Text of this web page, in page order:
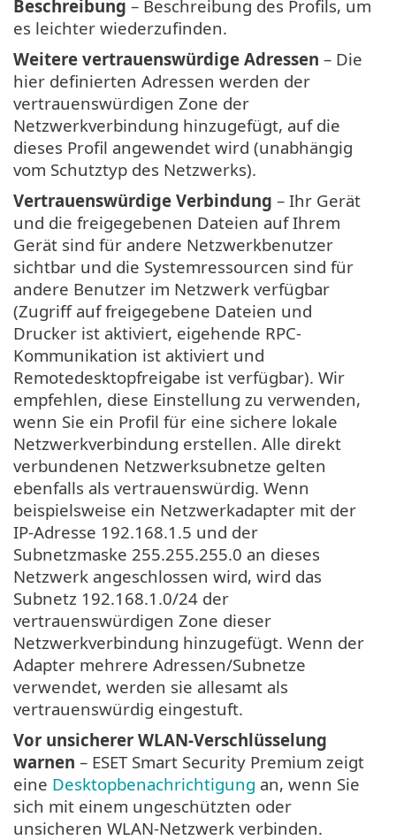
Beschreibung – Beschreibung des Profils, um
es leichter wiederzufinden.
Weitere vertrauenswürdige Adressen – Die
hier definierten Adressen werden der
vertrauenswürdigen Zone der
Netzwerkverbindung hinzugefügt, auf die
dieses Profil angewendet wird (unabhängig
vom Schutztyp des Netzwerks).
Vertrauenswürdige Verbindung – Ihr Gerät
und die freigegebenen Dateien auf Ihrem
Gerät sind für andere Netzwerkbenutzer
sichtbar und die Systemressourcen sind für
andere Benutzer im Netzwerk verfügbar
(Zugriff auf freigegebene Dateien und
Drucker ist aktiviert, eigehende RPC-
Kommunikation ist aktiviert und
Remotedesktopfreigabe ist verfügbar). Wir
empfehlen, diese Einstellung zu verwenden,
wenn Sie ein Profil für eine sichere lokale
Netzwerkverbindung erstellen. Alle direkt
verbundenen Netzwerksubnetze gelten
ebenfalls als vertrauenswürdig. Wenn
beispielsweise ein Netzwerkadapter mit der
IP-Adresse 192.168.1.5 und der
Subnetzmaske 255.255.255.0 an dieses
Netzwerk angeschlossen wird, wird das
Subnetz 192.168.1.0/24 der
vertrauenswürdigen Zone dieser
Netzwerkverbindung hinzugefügt. Wenn der
Adapter mehrere Adressen/Subnetze
verwendet, werden sie allesamt als
vertrauenswürdig eingestuft.
Vor unsicherer WLAN-Verschlüsselung
warnen – ESET Smart Security Premium zeigt
eine Desktopbenachrichtigung an, wenn Sie
sich mit einem ungeschützten oder
unsicheren WLAN-Netzwerk verbinden.